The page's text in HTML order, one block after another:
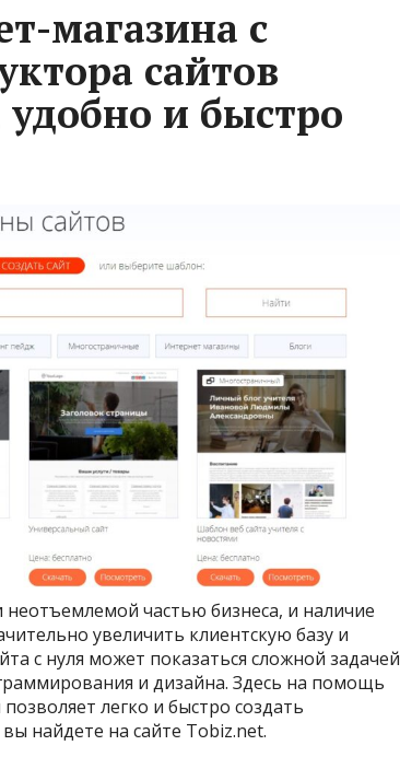
магазина с
сайтов
и быстро
частью бизнеса, и наличие
увеличить клиентскую базу и
с нуля может показаться сложной задачей
и дизайна. Здесь на помощь
легко и быстро создать
вы найдете на сайте Tobiz.net.